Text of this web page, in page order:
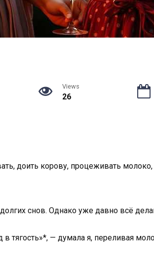
Views
26
доить корову, процеживать
снов. Однако уже давно всё
тягость»*, — думала я, переливая